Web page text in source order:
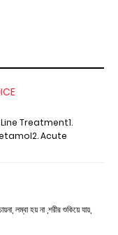
Treatment1.
Acute
লম্বা হয় না ,শরীর শুকিয়ে যায়,